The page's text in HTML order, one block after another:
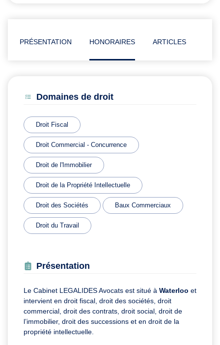
PRÉSENTATION HONORAIRES ARTICLES
Domaines de droit
Droit Fiscal
Droit Commercial - Concurrence
Droit de l'Immobilier
Droit de la Propriété Intellectuelle
Droit des Sociétés Baux Commerciaux
Droit du Travail
Présentation
Le Cabinet LEGALIDES Avocats est situé à Waterloo et
intervient en droit fiscal, droit des sociétés, droit
commercial, droit des contrats, droit social, droit de
l’immobilier, droit des successions et en droit de la
propriété intellectuelle.